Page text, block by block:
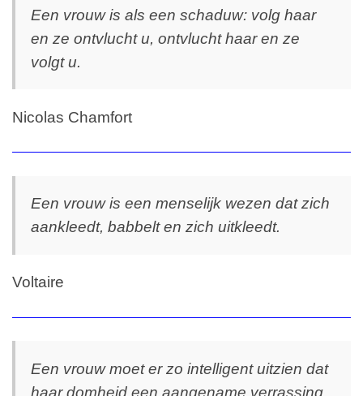
Een vrouw is als een schaduw: volg haar
en ze ontvlucht u, ontvlucht haar en ze
volgt u.
Nicolas Chamfort
Een vrouw is een menselijk wezen dat zich
aankleedt, babbelt en zich uitkleedt.
Voltaire
Een vrouw moet er zo intelligent uitzien dat
haar domheid een aangename verrassing